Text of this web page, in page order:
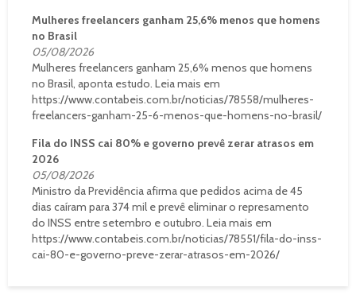
Mulheres freelancers ganham 25,6% menos que homens
no Brasil
05/08/2026
Mulheres freelancers ganham 25,6% menos que homens
no Brasil, aponta estudo. Leia mais em
https://www.contabeis.com.br/noticias/78558/mulheres-
freelancers-ganham-25-6-menos-que-homens-no-brasil/
Fila do INSS cai 80% e governo prevê zerar atrasos em
2026
05/08/2026
Ministro da Previdência afirma que pedidos acima de 45
dias caíram para 374 mil e prevê eliminar o represamento
do INSS entre setembro e outubro. Leia mais em
https://www.contabeis.com.br/noticias/78551/fila-do-inss-
cai-80-e-governo-preve-zerar-atrasos-em-2026/